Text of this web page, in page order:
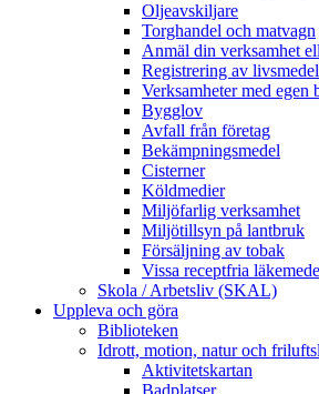
Oljeavskiljare
Torghandel och matvagn
Anmäl din verksamhet
Registrering av
Verksamheter med egen
Bygglov
Avfall från företag
Bekämpningsmedel
Cisterner
Köldmedier
Miljöfarlig verksamhet
Miljötillsyn på lantbruk
Försäljning av tobak
Vissa receptfria
Skola / Arbetsliv (SKAL)
Uppleva och göra
Biblioteken
Idrott, motion, natur och
Aktivitetskartan
Badplatser